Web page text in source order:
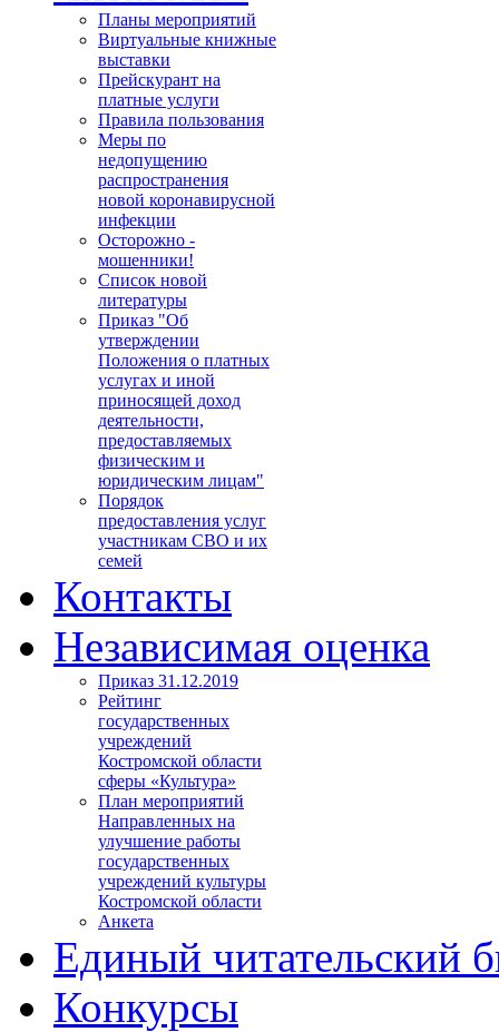
Планы мероприятий
Виртуальные книжные
выставки
Прейскурант на
платные услуги
Правила пользования
Меры по
недопущению
распространения
новой коронавирусной
инфекции
Осторожно -
мошенники!
Список новой
литературы
Приказ "Об
утверждении
Положения о платных
услугах и иной
приносящей доход
деятельности,
предоставляемых
физическим и
юридическим лицам"
Порядок
предоставления услуг
участникам СВО и их
семей
Контакты
Независимая оценка
Приказ 31.12.2019
Рейтинг
государственных
учреждений
Костромской области
сферы «Культура»
План мероприятий
Направленных на
улучшение работы
государственных
учреждений культуры
Костромской области
Анкета
Единый читательский
Конкурсы